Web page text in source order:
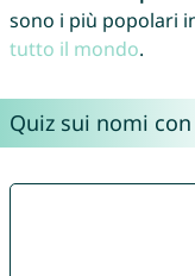
sono i più popolari
tutto il mondo.
Quiz sui nomi